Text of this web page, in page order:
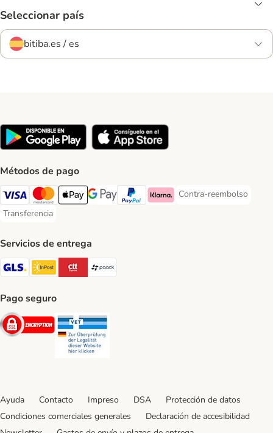
Seleccionar país
bitiba.es / es
Métodos de pago
Visa Payment Method
Mastercard Payment Method
Apple Pay Payment Method
Google Pay Payment Method
PayPal Payment Method
Klarna Payment Method
Contra-reembolso
Contra-reembolso
Transferencia
Transferencia Payment Method
Servicios de entrega
GLS Shipping Method
InPost Shipping Method
CTTExpress Shipping Method
paack Shipping Method
Pago seguro
Security
Ayuda Contacto Impreso DSA
Protección de datos
Condiciones comerciales generales
Declaración de accesibilidad